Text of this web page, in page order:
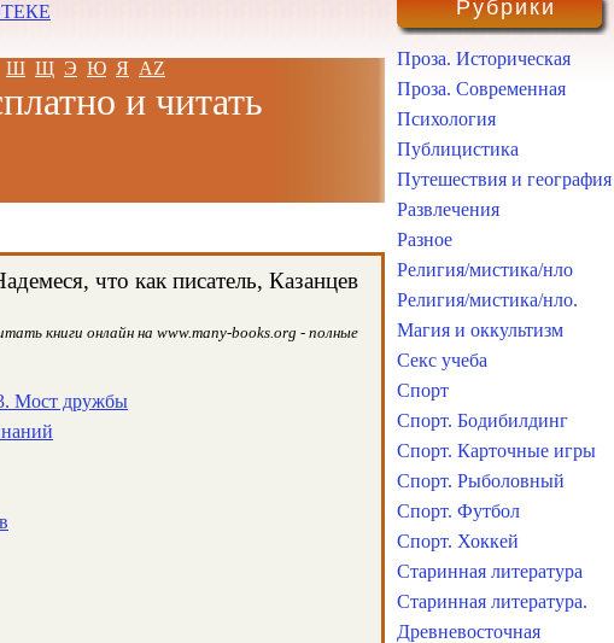
Ш Щ Э Ю Я AZ
и читать
что как писатель, Казанцев
книги онлайн на www.many-books.org - полные
Мост дружбы
Рубрики
Проза. Историческая
Проза. Современная
Психология
Публицистика
Путешествия и география
Развлечения
Разное
Религия/мистика/нло
Религия/мистика/нло.
Магия и оккультизм
Секс учеба
Спорт
Спорт. Бодибилдинг
Спорт. Карточные игры
Спорт. Рыболовный
Спорт. Футбол
Спорт. Хоккей
Старинная литература
Старинная литература.
Древневосточная